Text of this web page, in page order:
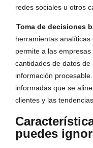
redes sociales u otros
Toma de decisiones
herramientas analíticas
permite a las
cantidades de datos
información
informadas que se
clientes y las
puedes